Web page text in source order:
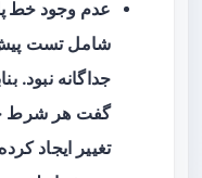
عدم وجود خط
جداگانه نبود.
گفت هر شرط
تغییر ایجاد